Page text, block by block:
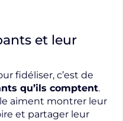
et leur
fidéliser, c’est de
qu’ils comptent.
aiment montrer leur
et partager leur